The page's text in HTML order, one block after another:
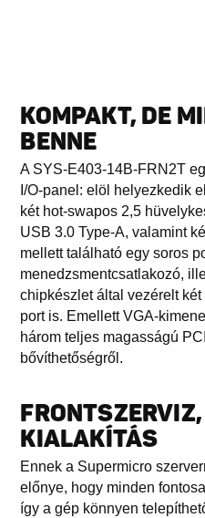
KOMPAKT, DE
BENNE
A SYS-E403-14B-FRN2T
I/O-panel: elöl helyezkedik
két hot-swapos 2,5
USB 3.0 Type-A, valamint
mellett található egy soros
menedzsmentcsatlakozó,
chipkészlet által vezérelt
port is. Emellett VGA-
három teljes magasságú
bővíthetőségről.
KIALAKÍTÁS
Ennek a Supermicro
előnye, hogy minden
így a gép könnyen